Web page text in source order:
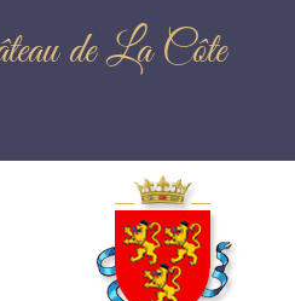
de La Côte